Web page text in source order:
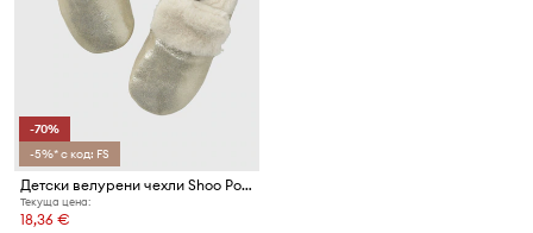
-70%
-5%* с код: FS
Детски велурени чехли Shoo Pom
Текуща цена:
18,36 €